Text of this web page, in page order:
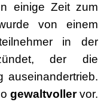
einige Zeit zum
von einem
in der
der die
auseinandertrieb.
gewaltvollervor.